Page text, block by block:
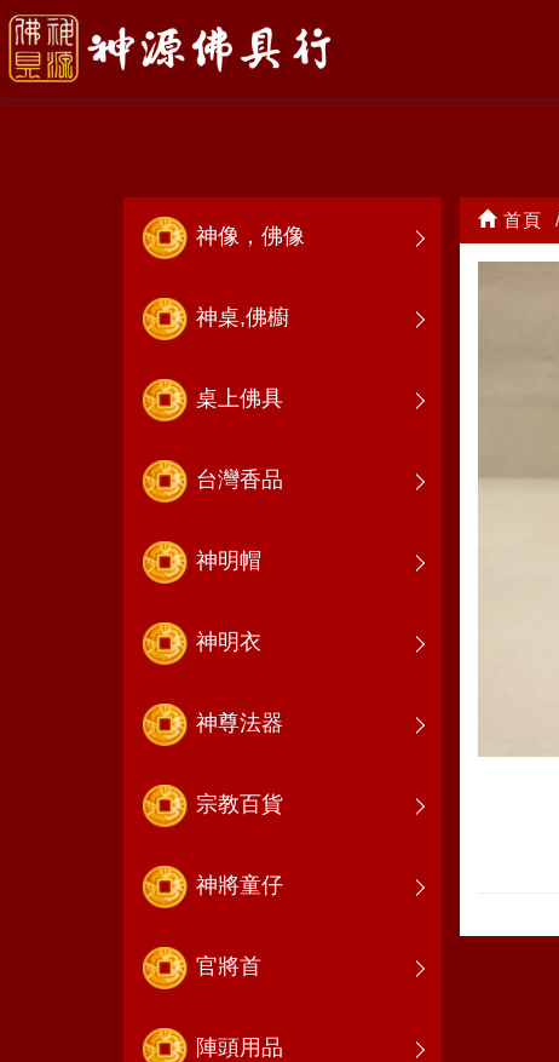
敬 杯 座
神像，佛像
神桌,佛櫥
桌上佛具
台灣香品
神明帽
神明衣
神尊法器
宗教百貨
神將童仔
官將首
陣頭用品
首頁